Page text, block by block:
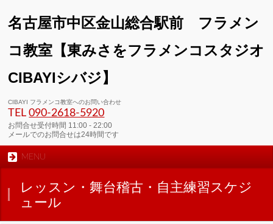
名古屋市中区金山総合駅前 フラメン
コ教室【東みさをフラメンコスタジオ
CIBAYIシバジ】
CIBAYI フラメンコ教室へのお問い合わせ
TEL090-2618‐5920
お問合せ受付時間 11:00 - 22:00
メールでのお問合せは24時間です
MENU
レッスン・舞台稽古・自主練習スケジ
ュール